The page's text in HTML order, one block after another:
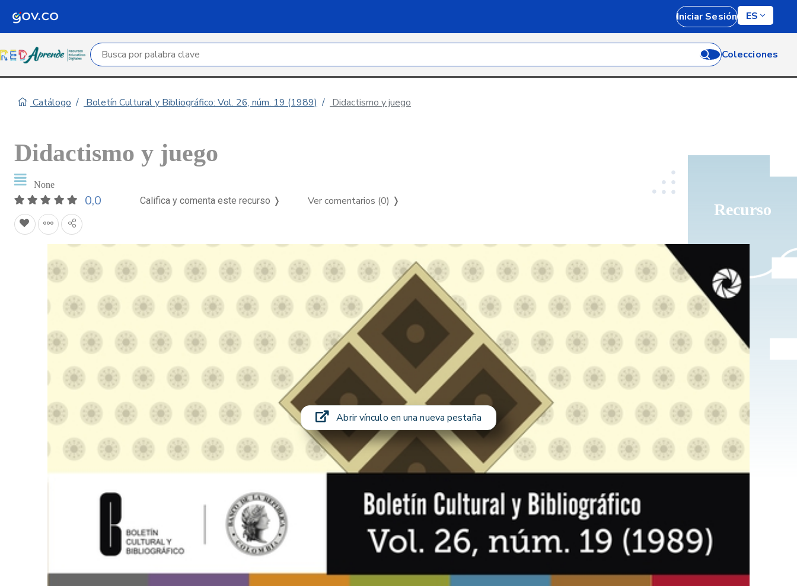
Iniciar Sesión ES
Campo de búsqueda por palabra clave Colecciones
Catálogo Boletín Cultural y Bibliográfico: Vol. 26, núm. 19 (1989) Didactismo y juego
Recurso
Didactismo y juego
None
0,0 Califica y comenta este recurso ❭ Ver comentarios (0) ❭
Abrir vínculo en una nueva pestaña